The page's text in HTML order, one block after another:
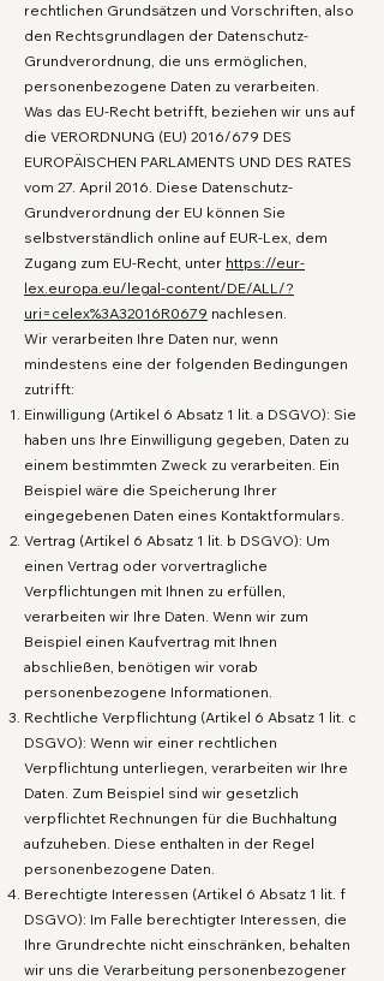
rechtlichen Grundsätzen und Vorschriften, also
den Rechtsgrundlagen der Datenschutz-
Grundverordnung, die uns ermöglichen,
personenbezogene Daten zu verarbeiten.
Was das EU-Recht betrifft, beziehen wir uns auf
die VERORDNUNG (EU) 2016/679 DES
EUROPÄISCHEN PARLAMENTS UND DES RATES
vom 27. April 2016. Diese Datenschutz-
Grundverordnung der EU können Sie
selbstverständlich online auf EUR-Lex, dem
Zugang zum EU-Recht, unter https://eur-
lex.europa.eu/legal-content/DE/ALL/?
uri=celex%3A32016R0679 nachlesen.
Wir verarbeiten Ihre Daten nur, wenn
mindestens eine der folgenden Bedingungen
zutrifft:
Einwilligung (Artikel 6 Absatz 1 lit. a DSGVO): Sie
haben uns Ihre Einwilligung gegeben, Daten zu
einem bestimmten Zweck zu verarbeiten. Ein
Beispiel wäre die Speicherung Ihrer
eingegebenen Daten eines Kontaktformulars.
Vertrag (Artikel 6 Absatz 1 lit. b DSGVO): Um
einen Vertrag oder vorvertragliche
Verpflichtungen mit Ihnen zu erfüllen,
verarbeiten wir Ihre Daten. Wenn wir zum
Beispiel einen Kaufvertrag mit Ihnen
abschließen, benötigen wir vorab
personenbezogene Informationen.
Rechtliche Verpflichtung (Artikel 6 Absatz 1 lit. c
DSGVO): Wenn wir einer rechtlichen
Verpflichtung unterliegen, verarbeiten wir Ihre
Daten. Zum Beispiel sind wir gesetzlich
verpflichtet Rechnungen für die Buchhaltung
aufzuheben. Diese enthalten in der Regel
personenbezogene Daten.
Berechtigte Interessen (Artikel 6 Absatz 1 lit. f
DSGVO): Im Falle berechtigter Interessen, die
Ihre Grundrechte nicht einschränken, behalten
wir uns die Verarbeitung personenbezogener